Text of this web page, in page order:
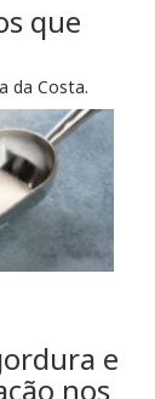
que
da Costa.
e
nos